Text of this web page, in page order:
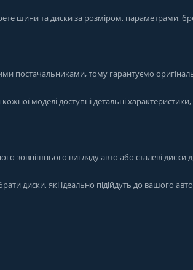
шини та диски за розміром, параметрами,
постачальниками, тому гарантуємо
моделі доступні детальні характеристики,
зовнішнього вигляду авто або сталеві диски
диски, які ідеально підійдуть до вашого